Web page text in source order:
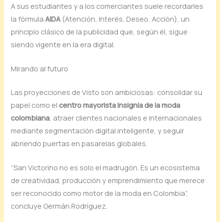
A sus estudiantes y a los comerciantes suele recordarles
la fórmulaAIDA (Atención, Interés, Deseo, Acción), un
principio clásico de la publicidad que, según él, sigue
siendo vigente en la era digital.
Mirando al futuro
Las proyecciones de Visto son ambiciosas: consolidar su
papel como elcentro mayorista insignia de la moda
colombiana, atraer clientes nacionales e internacionales
mediante segmentación digital inteligente, y seguir
abriendo puertas en pasarelas globales.
“San Victorino no es solo el madrugón. Es un ecosistema
de creatividad, producción y emprendimiento que merece
ser reconocido como motor de la moda en Colombia”,
concluye Germán Rodríguez.